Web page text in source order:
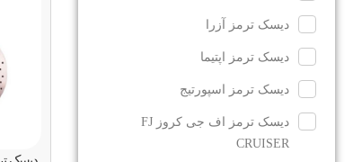
دیسک ترمز آزرا
دیسک ترمز اپتیما
دیسک ترمز اسپورتیج
دیسک ترمز اف جی کروز FJ
CRUISER